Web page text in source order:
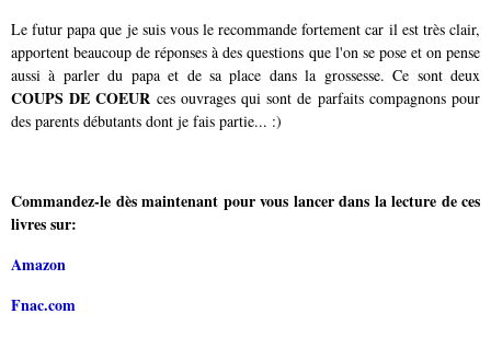
Le futur papa que je suis vous le recommande fortement car il est très clair,
apportent beaucoup de réponses à des questions que l'on se pose et on pense
aussi à parler du papa et de sa place dans la grossesse. Ce sont deux
COUPS DE COEUR ces ouvrages qui sont de parfaits compagnons pour
des parents débutants dont je fais partie... :)
Commandez-le dès maintenant pour vous lancer dans la lecture de ces
livres sur:
Amazon
Fnac.com